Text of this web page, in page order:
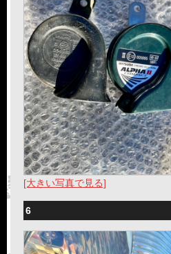
[大きい写真で見る]
6